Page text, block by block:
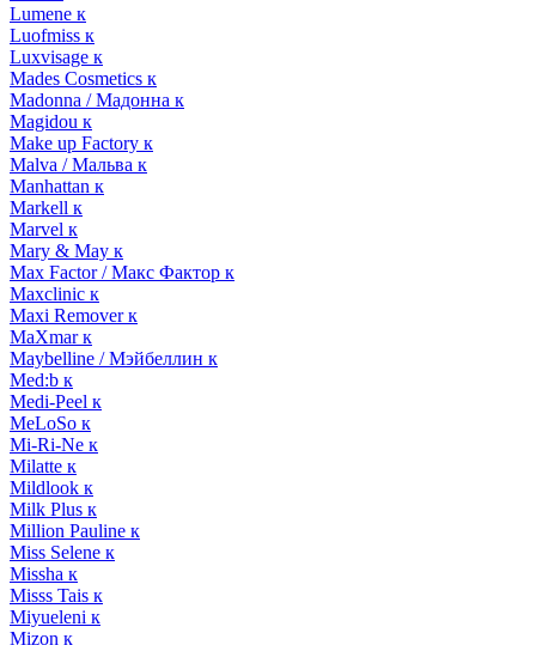
Lumene к
Luofmiss к
Luxvisage к
Mades Cosmetics к
Madonna / Мадонна к
Magidou к
Make up Factory к
Malva / Мальва к
Manhattan к
Markell к
Marvel к
Mary & May к
Max Factor / Макс Фактор к
Maxclinic к
Maxi Remover к
MaXmar к
Maybelline / Мэйбеллин к
Med:b к
Medi-Peel к
MeLoSo к
Mi-Ri-Ne к
Milatte к
Mildlook к
Milk Plus к
Million Pauline к
Miss Selene к
Missha к
Misss Tais к
Miyueleni к
Mizon к